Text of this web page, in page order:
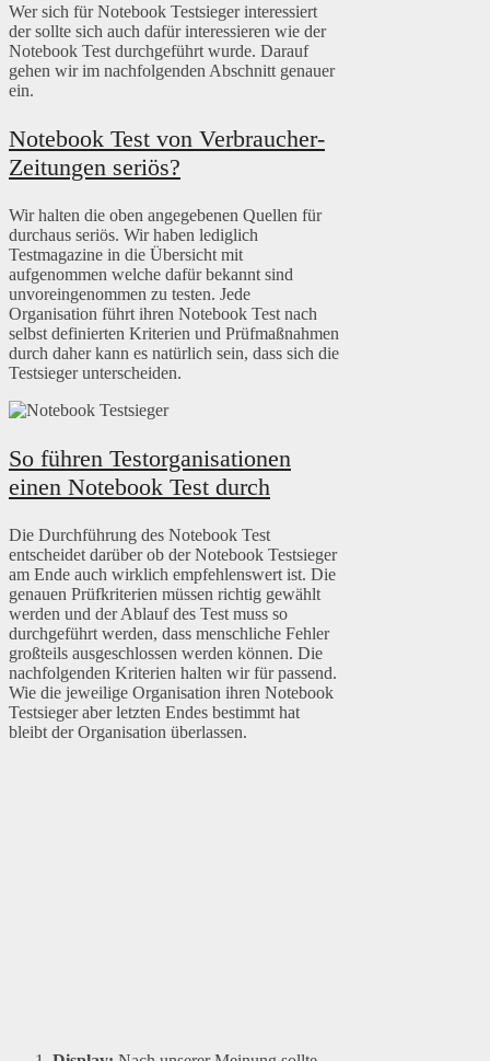
Wer sich für Notebook Testsieger interessiert
der sollte sich auch dafür interessieren wie der
Notebook Test durchgeführt wurde. Darauf
gehen wir im nachfolgenden Abschnitt genauer
ein.
Notebook Test von Verbraucher-
Zeitungen seriös?
Wir halten die oben angegebenen Quellen für
durchaus seriös. Wir haben lediglich
Testmagazine in die Übersicht mit
aufgenommen welche dafür bekannt sind
unvoreingenommen zu testen. Jede
Organisation führt ihren Notebook Test nach
selbst definierten Kriterien und Prüfmaßnahmen
durch daher kann es natürlich sein, dass sich die
Testsieger unterscheiden.
So führen Testorganisationen
einen Notebook Test durch
Die Durchführung des Notebook Test
entscheidet darüber ob der Notebook Testsieger
am Ende auch wirklich empfehlenswert ist. Die
genauen Prüfkriterien müssen richtig gewählt
werden und der Ablauf des Test muss so
durchgeführt werden, dass menschliche Fehler
großteils ausgeschlossen werden können. Die
nachfolgenden Kriterien halten wir für passend.
Wie die jeweilige Organisation ihren Notebook
Testsieger aber letzten Endes bestimmt hat
bleibt der Organisation überlassen.